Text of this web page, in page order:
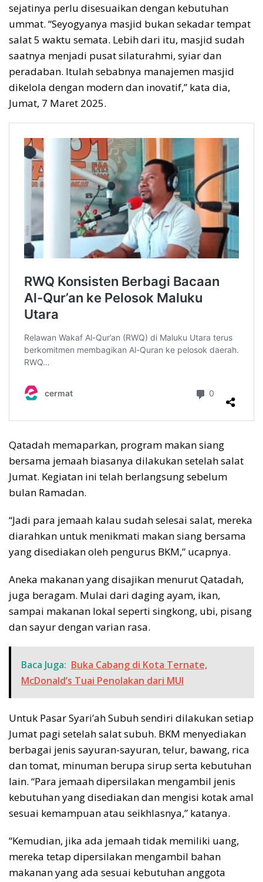
sejatinya perlu disesuaikan dengan kebutuhan
ummat. “Seyogyanya masjid bukan sekadar tempat
salat 5 waktu semata. Lebih dari itu, masjid sudah
saatnya menjadi pusat silaturahmi, syiar dan
peradaban. Itulah sebabnya manajemen masjid
dikelola dengan modern dan inovatif,” kata dia,
Jumat, 7 Maret 2025.
Qatadah memaparkan, program makan siang
bersama jemaah biasanya dilakukan setelah salat
Jumat. Kegiatan ini telah berlangsung sebelum
bulan Ramadan.
“Jadi para jemaah kalau sudah selesai salat, mereka
diarahkan untuk menikmati makan siang bersama
yang disediakan oleh pengurus BKM,” ucapnya.
Aneka makanan yang disajikan menurut Qatadah,
juga beragam. Mulai dari daging ayam, ikan,
sampai makanan lokal seperti singkong, ubi, pisang
dan sayur dengan varian rasa.
Baca Juga: Buka Cabang di Kota Ternate,
McDonald’s Tuai Penolakan dari MUI
Untuk Pasar Syari’ah Subuh sendiri dilakukan setiap
Jumat pagi setelah salat subuh. BKM menyediakan
berbagai jenis sayuran-sayuran, telur, bawang, rica
dan tomat, minuman berupa sirup serta kebutuhan
lain. “Para jemaah dipersilakan mengambil jenis
kebutuhan yang disediakan dan mengisi kotak amal
sesuai kemampuan atau seikhlasnya,” katanya.
“Kemudian, jika ada jemaah tidak memiliki uang,
mereka tetap dipersilakan mengambil bahan
makanan yang ada sesuai kebutuhan anggota